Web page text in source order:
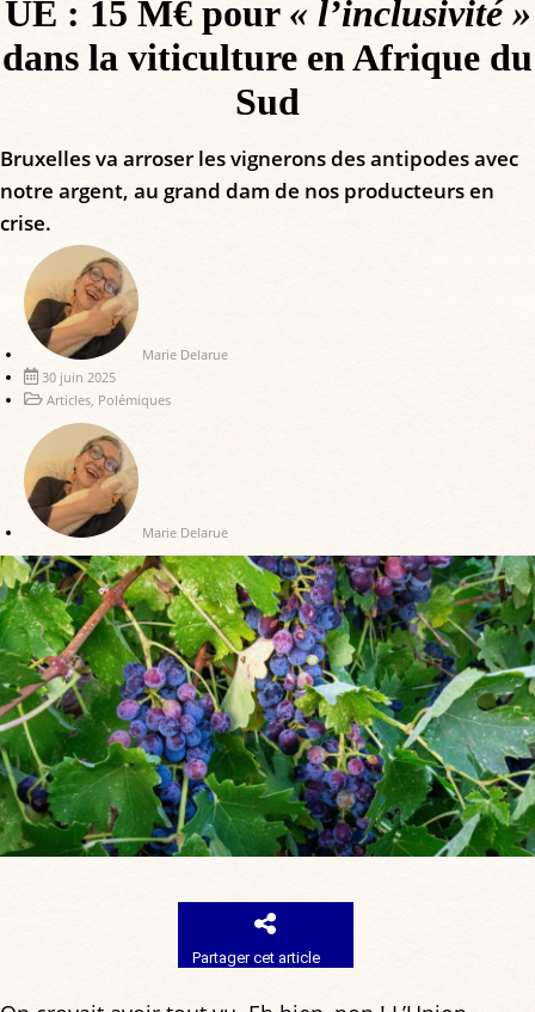
UE : 15 M€ pour « l’inclusivité »
dans la viticulture en Afrique du
Sud
Bruxelles va arroser les vignerons des antipodes avec
notre argent, au grand dam de nos producteurs en
crise.
Marie Delarue
30 juin 2025
Articles, Polémiques
Marie Delarue
Partager cet article